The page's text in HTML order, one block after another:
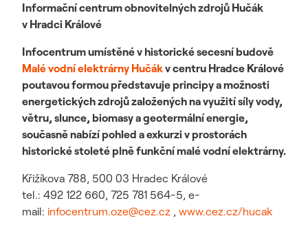
Informační centrum obnovitelných zdrojů Hučák
v Hradci Králové
Infocentrum umístěné v historické secesní budově
Malé vodní elektrárny Hučákv centru Hradce Králové
poutavou formou představuje principy a možnosti
energetických zdrojů založených na využití síly vody,
větru, slunce, biomasy a geotermálníenergie,
současně nabízí pohled a exkurzi v prostorách
historické stoleté plně funkční malé vodní elektrárny.
Křižíkova 788, 500 03 Hradec Králové
tel.: 492 122 660, 725 781 564-5, e-
mail: infocentrum.oze@cez.cz , www.cez.cz/hucak